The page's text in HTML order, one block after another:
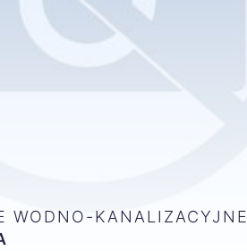
WODNO-KANALIZACYJNE